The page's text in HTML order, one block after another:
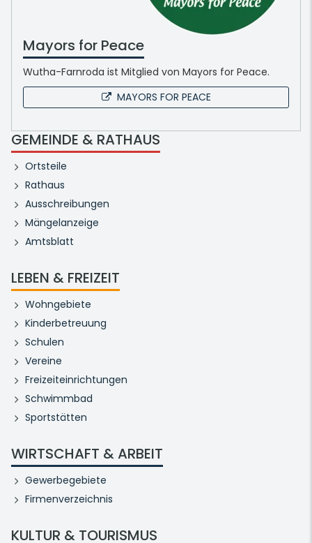
Mayors for Peace
Wutha-Farnroda ist Mitglied von Mayors for Peace.
MAYORS FOR PEACE
GEMEINDE & RATHAUS
Ortsteile
Rathaus
Ausschreibungen
Mängelanzeige
Amtsblatt
LEBEN & FREIZEIT
Wohngebiete
Kinderbetreuung
Schulen
Vereine
Freizeiteinrichtungen
Schwimmbad
Sportstätten
WIRTSCHAFT & ARBEIT
Gewerbegebiete
Firmenverzeichnis
KULTUR & TOURISMUS